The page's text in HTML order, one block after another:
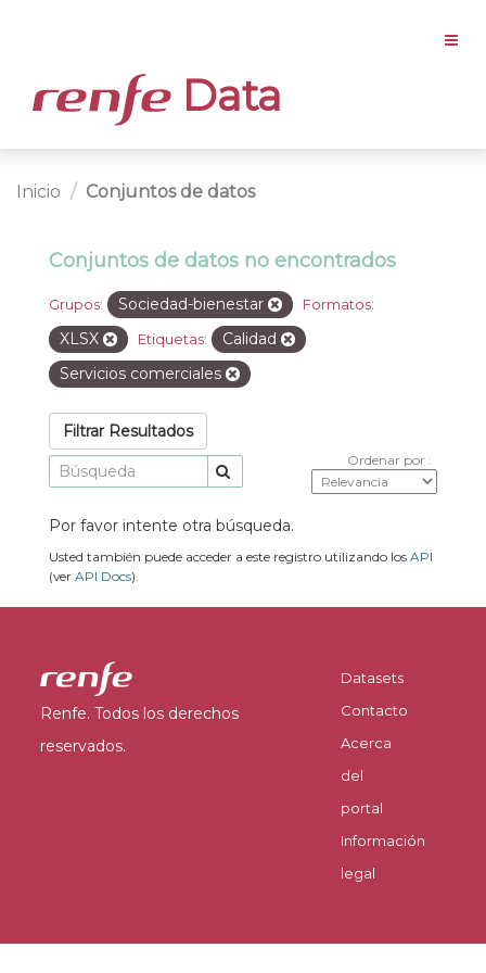
Data
Inicio Conjuntos de datos
Conjuntos de datos no encontrados
Grupos: Sociedad-bienestar Formatos:
XLSX Etiquetas:
Calidad
Servicios comerciales
Filtrar Resultados
Ordenar por
Por favor intente otra búsqueda.
Usted también puede acceder a este registro utilizando los API
(ver API Docs).
Renfe. Todos los derechos
reservados.
Datasets
Contacto
Acerca
del
portal
Información
legal